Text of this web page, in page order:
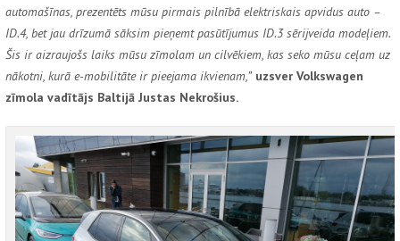
automašīnas, prezentēts mūsu pirmais pilnībā elektriskais apvidus auto –
ID.4, bet jau drīzumā sāksim pieņemt pasūtījumus ID.3 sērijveida modeļiem.
Šis ir aizraujošs laiks mūsu zīmolam un cilvēkiem, kas seko mūsu ceļam uz
nākotni, kurā e-mobilitāte ir pieejama ikvienam,” uzsver Volkswagen
zīmola vadītājs Baltijā Justas Nekrošius.